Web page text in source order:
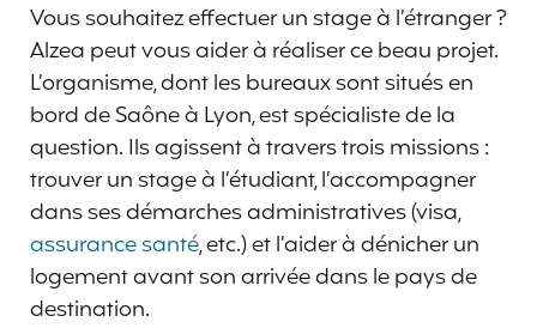
Vous souhaitez effectuer un stage à l’étranger ?
Alzea peut vous aider à réaliser ce beau projet.
L’organisme, dont les bureaux sont situés en
bord de Saône à Lyon, est spécialiste de la
question. Ils agissent à travers trois missions :
trouver un stage à l’étudiant, l’accompagner
dans ses démarches administratives (visa,
assurance santé, etc.) et l’aider à dénicher un
logement avant son arrivée dans le pays de
destination.